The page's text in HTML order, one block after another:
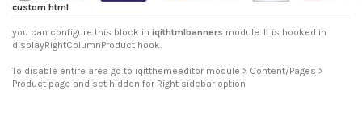
custom html
you can configure this block in iqithtmlbanners module. It is hooked in
displayRightColumnProduct hook.
To disable entire area go to iqitthemeeditor module > Content/Pages >
Product page and set hidden for Right sidebar option